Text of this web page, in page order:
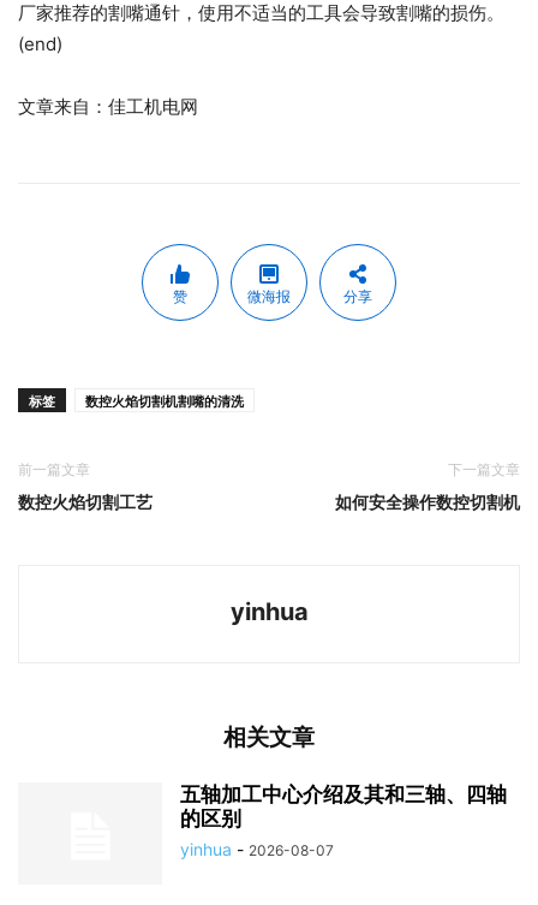
厂家推荐的割嘴通针，使用不适当的工具会导致割嘴的损伤。
(end)
文章来自：佳工机电网
赞 微海报 分享
标签 数控火焰切割机割嘴的清洗
前一篇文章
数控火焰切割工艺
下一篇文章
如何安全操作数控切割机
yinhua
相关文章
五轴加工中心介绍及其和三轴、四轴
的区别
yinhua - 2026-08-07